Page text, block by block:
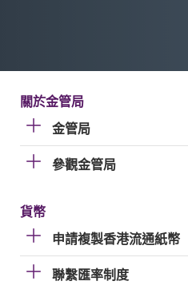
關於金管局
金管局
參觀金管局
貨幣
申請複製香港流通紙幣
聯繫匯率制度